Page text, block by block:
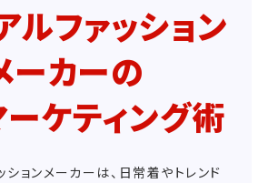
ルファッション
ーカーの
ケティング術
ションメーカーは、日常着やトレンド